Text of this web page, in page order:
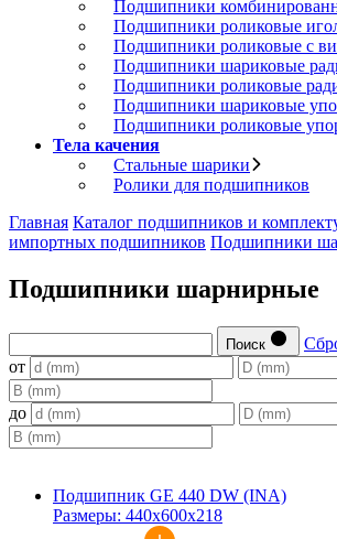
Подшипники
Подшипники роликовые
Подшипники роликовые с
Подшипники шариковые
Подшипники роликовые
Подшипники шариковые
Подшипники роликовые
Тела качения
Стальные шарики
Ролики для подшипников
Главная Каталог подшипников и
импортных подшипников Подшипники
Подшипники шарнирные
Поиск
от
до
Подшипник GE 440 DW (INA)
Размеры: 440x600x218